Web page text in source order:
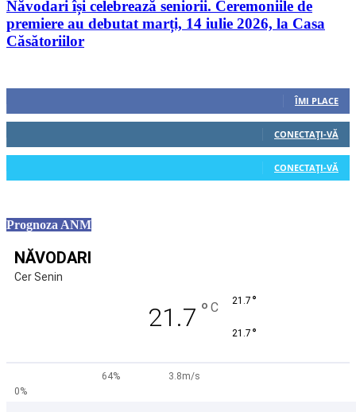
Năvodari își celebrează seniorii. Ceremoniile de
premiere au debutat marți, 14 iulie 2026, la Casa
Căsătoriilor
ÎMI PLACE
CONECTAȚI-VĂ
CONECTAȚI-VĂ
Prognoza ANM
NĂVODARI
Cer Senin
21.7 ° C 21.7 °
21.7 °
64%
3.8m/s
0%